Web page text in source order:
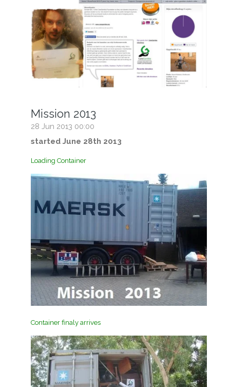
Mission 2013
28 Jun 2013 00:00
started June 28th 2013
Loading Container
Container finaly arrives